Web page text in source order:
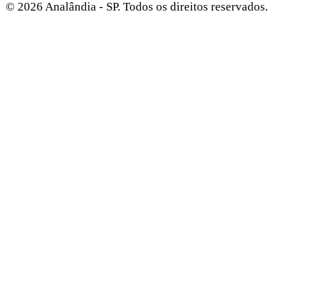
© 2026 Analândia - SP. Todos os direitos reservados.